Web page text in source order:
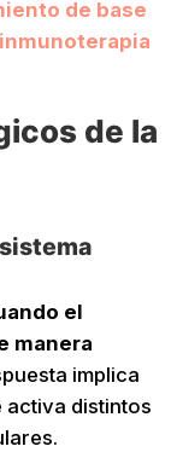
de base
de la
el
manera
implica
activa distintos